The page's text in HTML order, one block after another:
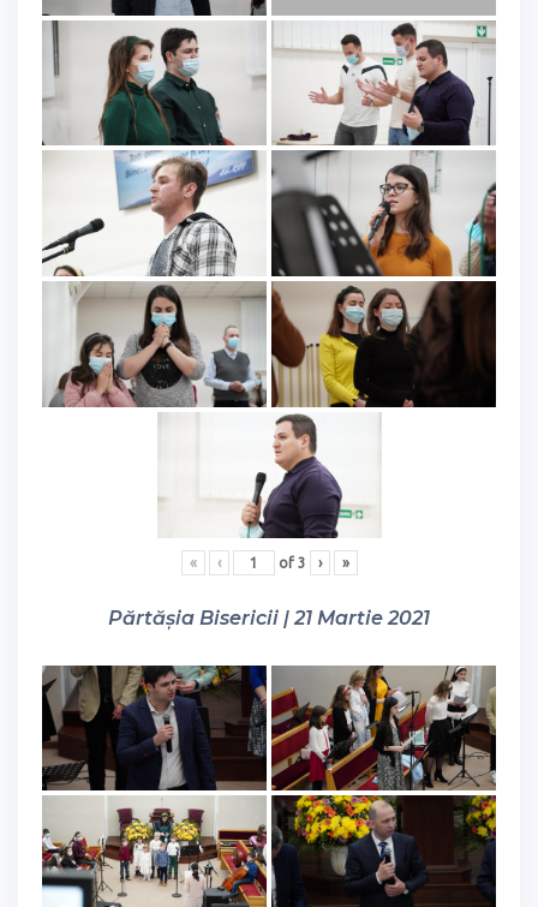
« ‹ of 3 › »
Părtășia Bisericii | 21 Martie 2021